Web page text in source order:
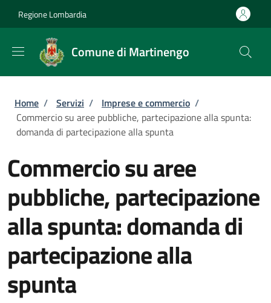
Regione Lombardia
Comune di Martinengo
Briciole di pane
Home / Servizi / Imprese e commercio /
Commercio su aree pubbliche, partecipazione alla spunta:
domanda di partecipazione alla spunta
Commercio su aree
pubbliche, partecipazione
alla spunta: domanda di
partecipazione alla
spunta